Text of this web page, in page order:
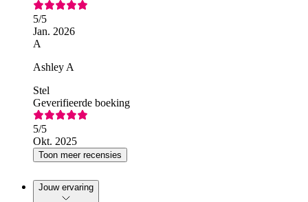
5/5
Jan. 2026
A
Ashley A
Stel
Geverifieerde boeking
5/5
Okt. 2025
Toon meer recensies
Jouw ervaring